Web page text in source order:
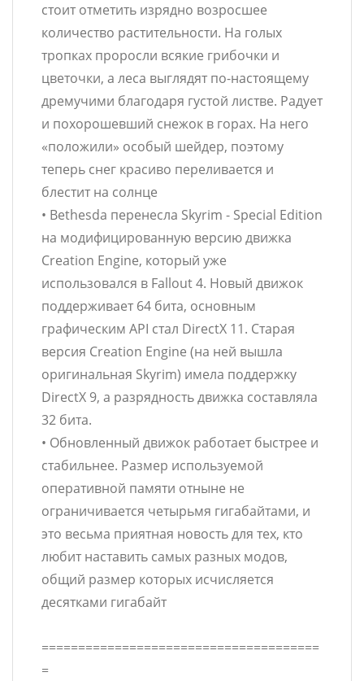
стоит отметить изрядно возросшее
количество растительности. На голых
тропках проросли всякие грибочки и
цветочки, а леса выглядят по-настоящему
дремучими благодаря густой листве. Радует
и похорошевший снежок в горах. На него
«положили» особый шейдер, поэтому
теперь снег красиво переливается и
блестит на солнце
• Bethesda перенесла Skyrim - Special Edition
на модифицированную версию движка
Creation Engine, который уже
использовался в Fallout 4. Новый движок
поддерживает 64 бита, основным
графическим API стал DirectX 11. Старая
версия Creation Engine (на ней вышла
оригинальная Skyrim) имела поддержку
DirectX 9, а разрядность движка составляла
32 бита.
• Обновленный движок работает быстрее и
стабильнее. Размер используемой
оперативной памяти отныне не
ограничивается четырьмя гигабайтами, и
это весьма приятная новость для тех, кто
любит наставить самых разных модов,
общий размер которых исчисляется
десятками гигабайт
======================================
=